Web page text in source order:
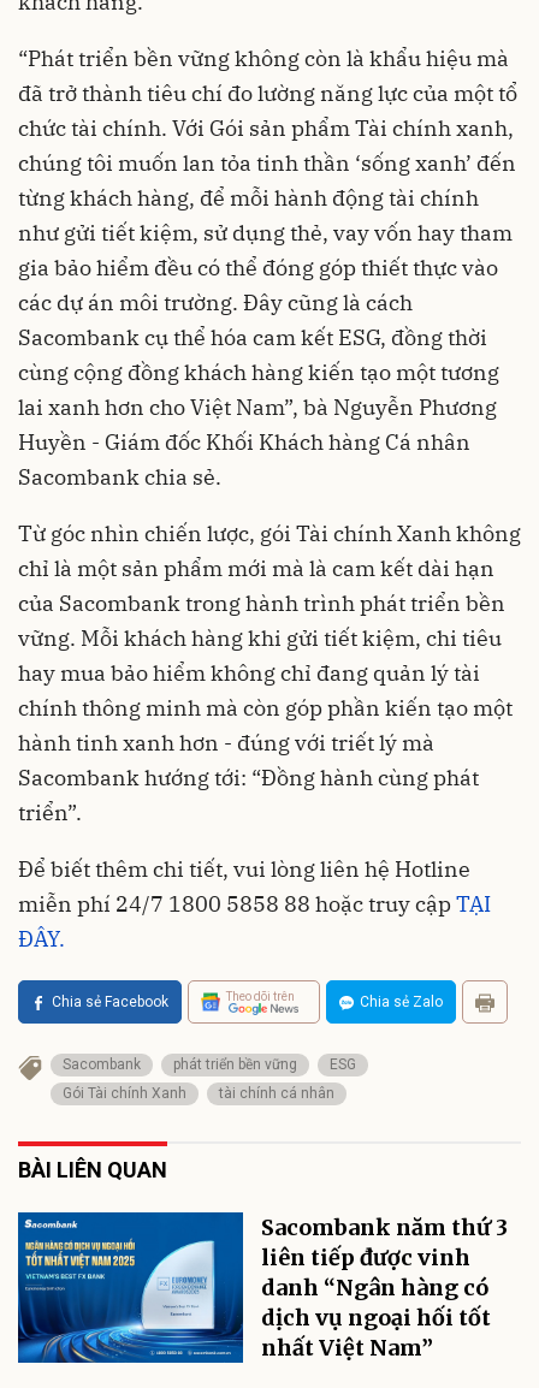
“Phát triển bền vững không còn là khẩu hiệu mà
đã trở thành tiêu chí đo lường năng lực của một tổ
chức tài chính. Với Gói sản phẩm Tài chính xanh,
chúng tôi muốn lan tỏa tinh thần ‘sống xanh’ đến
từng khách hàng, để mỗi hành động tài chính
như gửi tiết kiệm, sử dụng thẻ, vay vốn hay tham
gia bảo hiểm đều có thể đóng góp thiết thực vào
các dự án môi trường. Đây cũng là cách
Sacombank cụ thể hóa cam kết ESG, đồng thời
cùng cộng đồng khách hàng kiến tạo một tương
lai xanh hơn cho Việt Nam”, bà Nguyễn Phương
Huyền - Giám đốc Khối Khách hàng Cá nhân
Sacombank chia sẻ.
Từ góc nhìn chiến lược, gói Tài chính Xanh không
chỉ là một sản phẩm mới mà là cam kết dài hạn
của Sacombank trong hành trình phát triển bền
vững. Mỗi khách hàng khi gửi tiết kiệm, chi tiêu
hay mua bảo hiểm không chỉ đang quản lý tài
chính thông minh mà còn góp phần kiến tạo một
hành tinh xanh hơn - đúng với triết lý mà
Sacombank hướng tới: “Đồng hành cùng phát
triển”.
Để biết thêm chi tiết, vui lòng liên hệ Hotline
miễn phí 24/7 1800 5858 88 hoặc truy cậpTẠI
ĐÂY.
Chia sẻ Facebook Theo dõi trên Chia sẻ Zalo
Sacombank phát triển bền vững
ESG
Gói Tài chính Xanh
tài chính cá nhân
BÀI LIÊN QUAN
Sacombank năm thứ 3
liên tiếp được vinh
danh “Ngân hàng có
dịch vụ ngoại hối tốt
nhất Việt Nam”